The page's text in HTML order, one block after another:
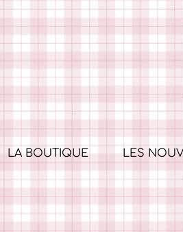
LA BOUTIQUE LES